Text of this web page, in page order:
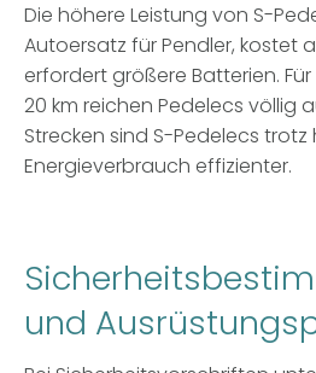
Die höhere Leistung von S-
Autoersatz für Pendler, kostet
erfordert größere Batterien.
20 km reichen Pedelecs völlig
Strecken sind S-Pedelecs trotz
Energieverbrauch effizienter.
und